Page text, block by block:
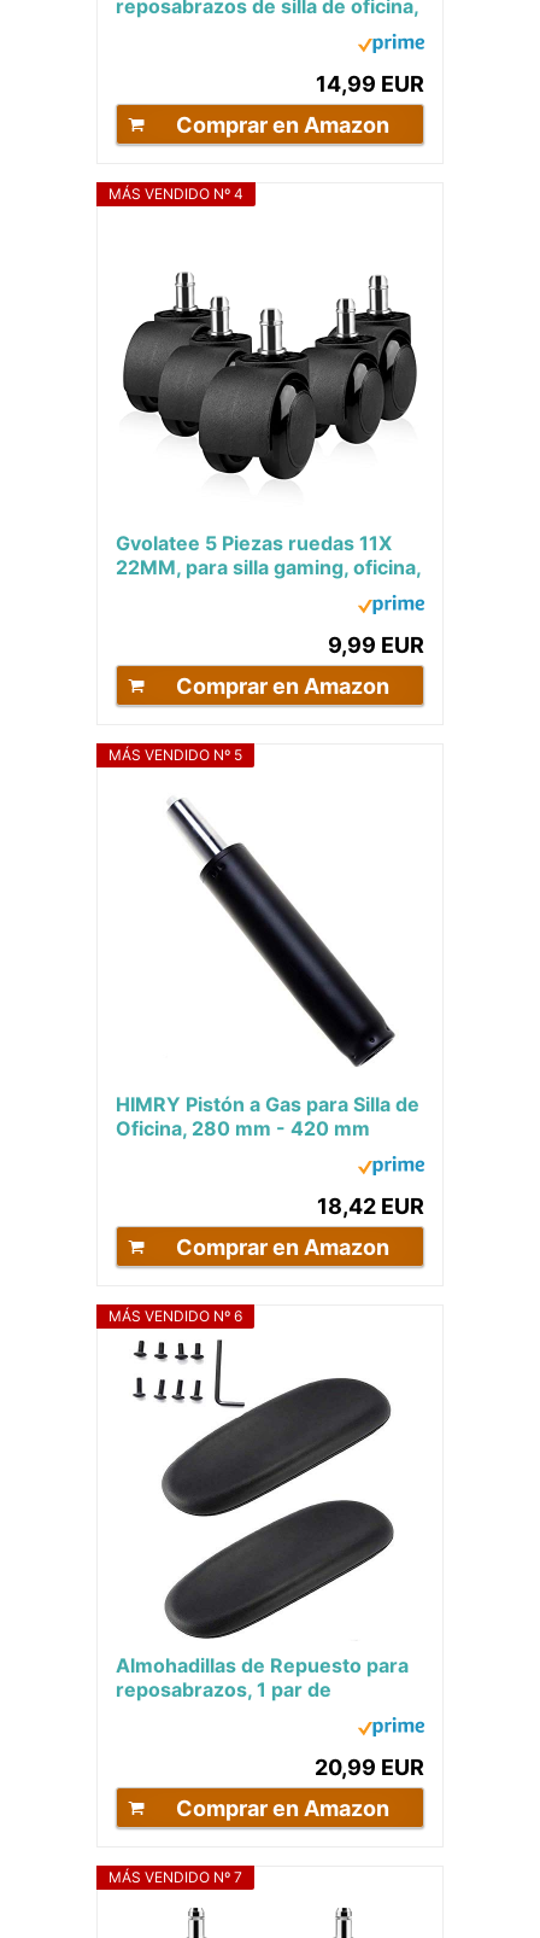
reposabrazos de silla de oficina,
14,99 EUR
Comprar en Amazon
MÁS VENDIDO Nº 4
Gvolatee 5 Piezas ruedas 11X
22MM, para silla gaming, oficina,
9,99 EUR
Comprar en Amazon
MÁS VENDIDO Nº 5
HIMRY Pistón a Gas para Silla de
Oficina, 280 mm - 420 mm
Longitud Total, Elevador de Gas
18,42 EUR
Comprar en Amazon
MÁS VENDIDO Nº 6
Almohadillas de Repuesto para
reposabrazos, 1 par de
Almohadillas para reposabrazos
20,99 EUR
Comprar en Amazon
MÁS VENDIDO Nº 7